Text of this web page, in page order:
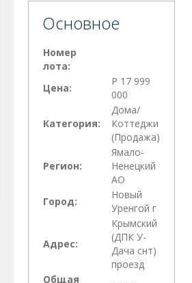
Основное
Номер
лота:
Цена:
Р 17 999
000
Категория:
Дома/
Коттеджи
(Продажа)
Регион:
Ямало-
Ненецкий
АО
Город:
Новый
Уренгой г
Адрес:
Крымский
(ДПК У-
Дача снт)
проезд
Общая